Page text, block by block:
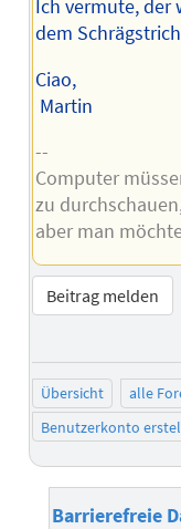
Ich vermute, der
dem
Ciao,
Martin
--
Computer
zu
aber man
Beitrag melden
Übersicht alle
Benutzerkonto
Barrierefreie